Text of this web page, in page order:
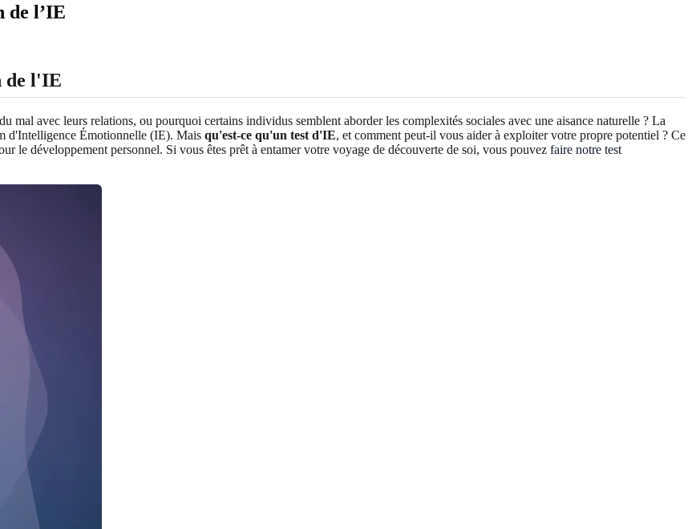
de l’IE
de l'IE
mal avec leurs relations, ou pourquoi certains individus semblent aborder les complexités sociales avec une aisance naturelle ? La
d'Intelligence Émotionnelle (IE). Mais qu'est-ce qu'un test d'IE, et comment peut-il vous aider à exploiter votre propre potentiel ? Ce
le développement personnel. Si vous êtes prêt à entamer votre voyage de découverte de soi, vous pouvez faire notre test